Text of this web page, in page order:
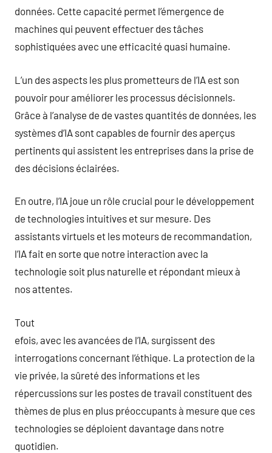
données. Cette capacité permet l’émergence de
machines qui peuvent effectuer des tâches
sophistiquées avec une efficacité quasi humaine.
L’un des aspects les plus prometteurs de l’IA est son
pouvoir pour améliorer les processus décisionnels.
Grâce à l’analyse de de vastes quantités de données, les
systèmes d’IA sont capables de fournir des aperçus
pertinents qui assistent les entreprises dans la prise de
des décisions éclairées.
En outre, l’IA joue un rôle crucial pour le développement
de technologies intuitives et sur mesure. Des
assistants virtuels et les moteurs de recommandation,
l’IA fait en sorte que notre interaction avec la
technologie soit plus naturelle et répondant mieux à
nos attentes.
Tout
efois, avec les avancées de l’IA, surgissent des
interrogations concernant l’éthique. La protection de la
vie privée, la sûreté des informations et les
répercussions sur les postes de travail constituent des
thèmes de plus en plus préoccupants à mesure que ces
technologies se déploient davantage dans notre
quotidien.